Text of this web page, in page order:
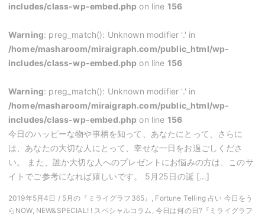
includes/class-wp-embed.php on line 156
Warning: preg_match(): Unknown modifier '.' in
/home/masharoom/miraigraph.com/public_html/wp-
includes/class-wp-embed.php on line 156
Warning: preg_match(): Unknown modifier '.' in
/home/masharoom/miraigraph.com/public_html/wp-
includes/class-wp-embed.php on line 156
今日のハッピーな物や事柄を知って、あなたにとって、さらに
は、あなたの大切な人にとって、幸せな一日をお過ごしくださ
い。 また、誰か大切な人へのプレゼントにお悩みの方は、このサ
イトでご参考になれば嬉しいです。 5月25日の誕 […]
2019年5月4日 / 5月の『ミライグラフ365』, Fortune Telling 占い 今日をう
らNOW, NEW&SPECIAL! ! スペシャルコラム, 今日は何の日?『ミライグラフ